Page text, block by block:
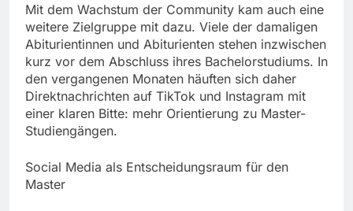
Mit dem Wachstum der Community kam auch eine
weitere Zielgruppe mit dazu. Viele der damaligen
Abiturientinnen und Abiturienten stehen inzwischen
kurz vor dem Abschluss ihres Bachelorstudiums. In
den vergangenen Monaten häuften sich daher
Direktnachrichten auf TikTok und Instagram mit
einer klaren Bitte: mehr Orientierung zu Master-
Studiengängen.
Social Media als Entscheidungsraum für den
Master